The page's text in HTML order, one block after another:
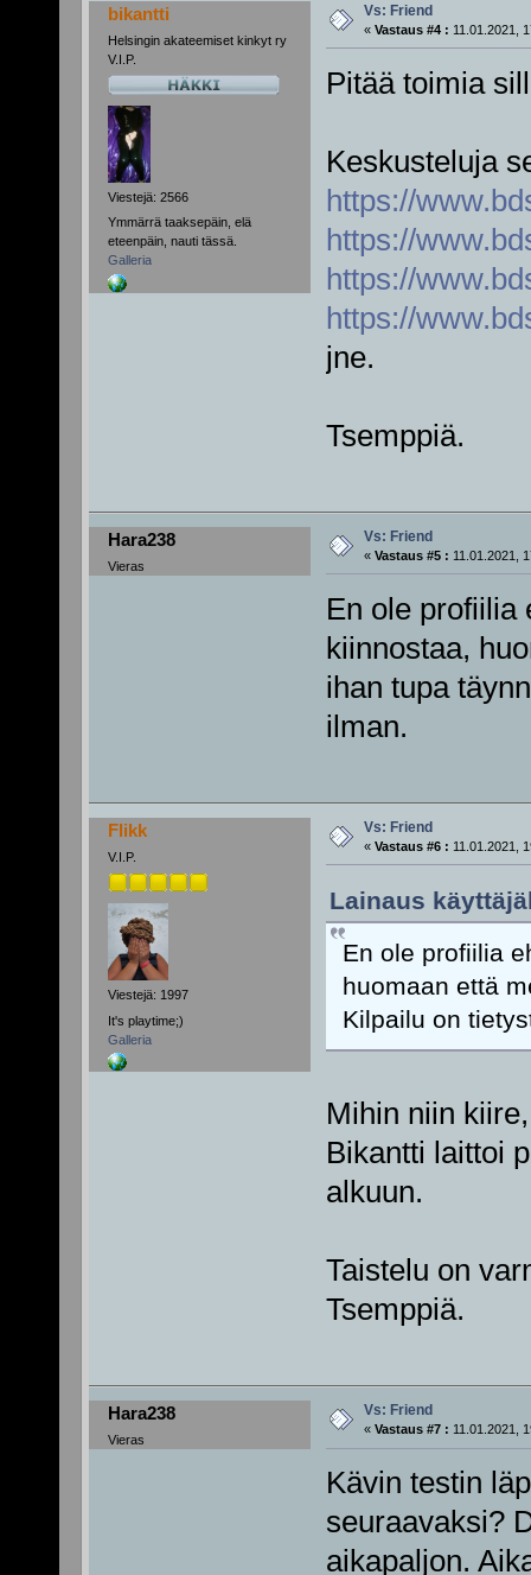
bikantti
Helsingin akateemiset kinkyt ry
V.I.P.
Viestejä: 2566
Ymmärrä taaksepäin, elä
eteenpäin, nauti tässä.
Galleria
Vs: Friend
« Vastaus #4 : 11.01.2021,
Pitää toimia
Keskusteluja
https://
https://
https://
https://
jne.
Tsemppiä.
Hara238
Vieras
Vs: Friend
« Vastaus #5 : 11.01.2021,
En ole profiilia
kiinnostaa,
ihan tupa
ilman.
Flikk
V.I.P.
Viestejä: 1997
It's playtime;)
Galleria
Vs: Friend
« Vastaus #6 : 11.01.2021,
Lainaus
En ole profiilia
huomaan että
Kilpailu on
Mihin niin
Bikantti laittoi
alkuun.
Taistelu on
Tsemppiä.
Hara238
Vieras
Vs: Friend
« Vastaus #7 : 11.01.2021,
Kävin testin
seuraavaksi?
aikapaljon.